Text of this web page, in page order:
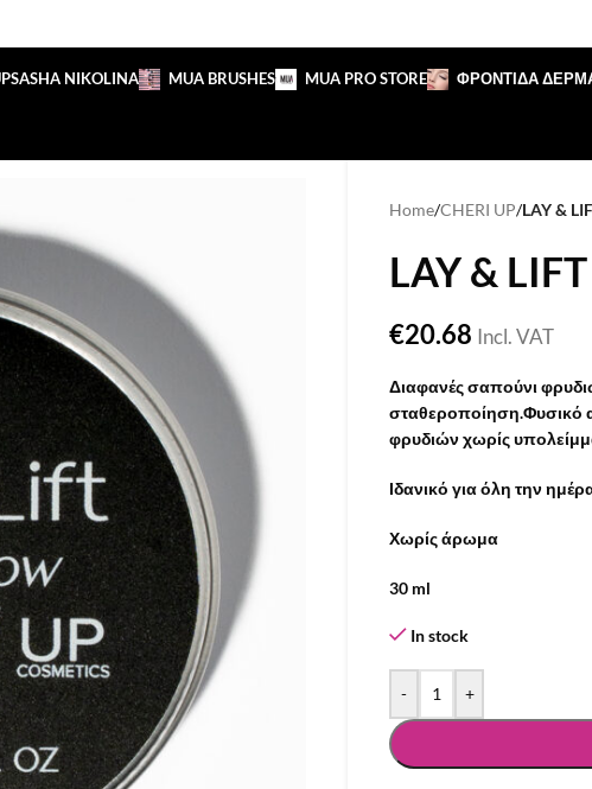
SASHA NIKOLINA MUA BRUSHES MUA PRO STORE ΦΡΟΝΤΙΔΑ
Home/CHERI UP/LAY &
LAY &
€20.68 Incl. VAT
Διαφανές σαπούνι
σταθεροποίηση.Φυσικό
φρυδιών χωρίς
Ιδανικό για όλη την
Χωρίς άρωμα
30 ml
In stock
- +